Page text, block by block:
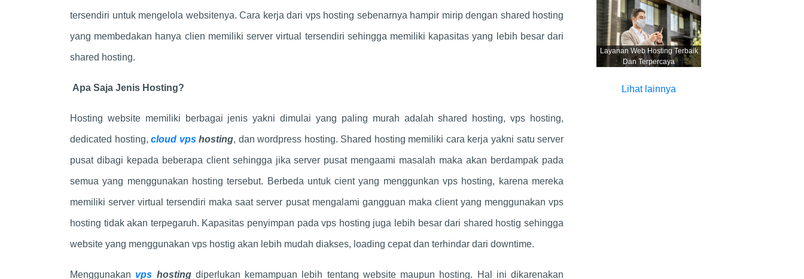
tersendiri untuk mengelola websitenya. Cara kerja dari vps hosting sebenarnya hampir mirip dengan shared hosting
yang membedakan hanya clien memiliki server virtual tersendiri sehingga memiliki kapasitas yang lebih besar dari
shared hosting.
Apa Saja Jenis Hosting?
Hosting website memiliki berbagai jenis yakni dimulai yang paling murah adalah shared hosting, vps hosting,
dedicated hosting, cloud vpshosting, dan wordpress hosting. Shared hosting memiliki cara kerja yakni satu server
pusat dibagi kepada beberapa client sehingga jika server pusat mengaami masalah maka akan berdampak pada
semua yang menggunakan hosting tersebut. Berbeda untuk cient yang menggunkan vps hosting, karena mereka
memiliki server virtual tersendiri maka saat server pusat mengalami gangguan maka client yang menggunakan vps
hosting tidak akan terpegaruh. Kapasitas penyimpan pada vps hosting juga lebih besar dari shared hostig sehingga
website yang menggunakan vps hostig akan lebih mudah diakses, loading cepat dan terhindar dari downtime.
Menggunakan vps hosting diperlukan kemampuan lebih tentang website maupun hosting. Hal ini dikarenakan
Layanan Web Hosting Terbaik
Dan Terpercaya
Lihat lainnya